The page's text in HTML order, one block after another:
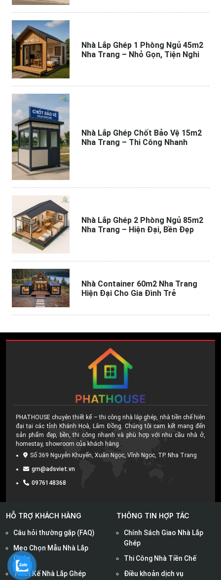
Nhà Lắp Ghép 1 Phòng Ngủ 45m2
Nha Trang – Nhỏ Gọn, Tiện Nghi
Nhà Lắp Ghép Chốt Bảo Vệ 15m2
Nha Trang – Thi Công Nhanh
Nhà Lắp Ghép 2 Phòng Ngủ 85m2
Nha Trang – Hiện Đại, Bền Đẹp
Nhà Container 60m2 Nha Trang
Hiện Đại Cho Gia Đình Trẻ
PHATHOUSE chuyên thiết kế – thi công nhà lắp ghép, nhà tiền chế hiện
đại tại các tỉnh Khánh Hoà, Lâm Đồng. Chúng tôi cam kết mang đến
sản phẩm đẹp, bền, thi công nhanh và phù hợp với nhu cầu nhà ở,
homestay, showroom của khách hàng.
Số 369 Nguyễn Khuyến, Xuân Ngọc, Vĩnh Ngọc, TP. Nha Trang
gm@adsviet.vn
0976148368
HỖ TRỢ KHÁCH HÀNG
Câu hỏi thường gặp (FAQ)
Mẹo Chọn Mẫu Nhà Lắp
Ghép
Thiết Kế Nhà Lắp Ghép
THÔNG TIN HỢP TÁC
Chính Sách Giao Nhà Lắp
Ghép
Thi Công Nhà Tiền Chế
Điều khoản dịch vụ